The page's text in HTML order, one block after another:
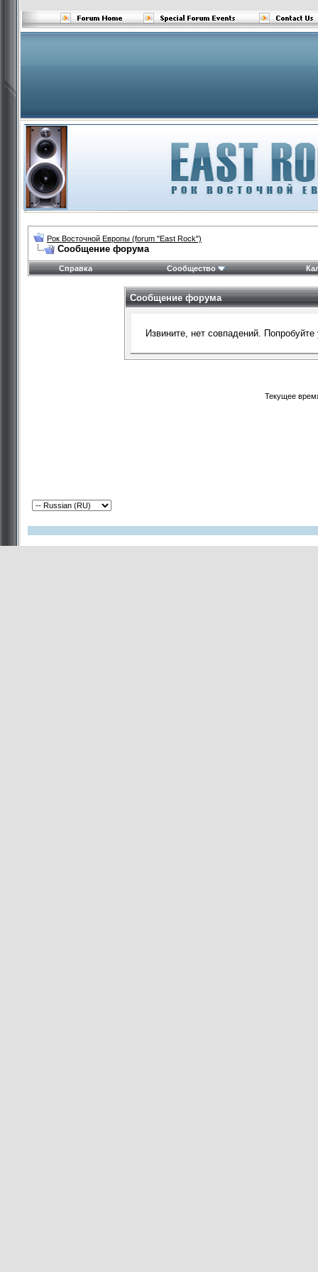
Рок Восточной Европы (forum "East Rock")
Сообщение форума
Справка Сообщество
Сообщение форума
Извините, нет совпадений.
Текущее